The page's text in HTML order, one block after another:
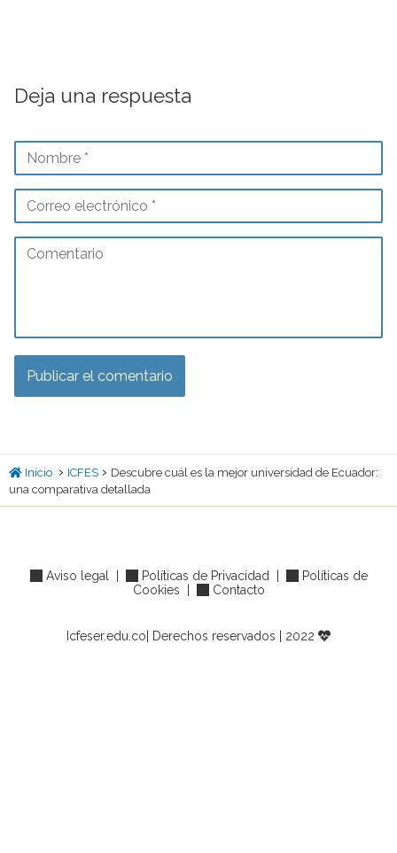
Deja una respuesta
Inicio › ICFES › Descubre cuál es la mejor universidad de Ecuador:
una comparativa detallada
Aviso legal Políticas de Privacidad
Políticas de
Cookies
Contacto
Icfeser.edu.co| Derechos reservados | 2022